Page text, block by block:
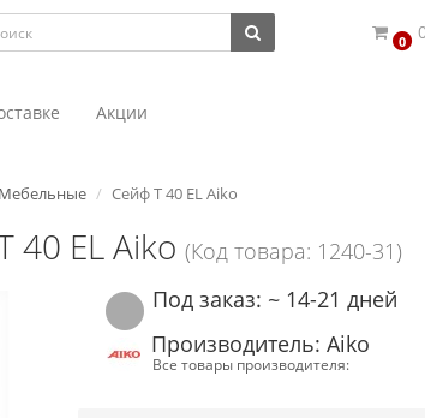
0
Акции
Мебельные Сейф T 40 EL Aiko
EL Aiko (Код товара: 1240-31)
Под заказ: ~ 14-21 дней
Производитель: Aiko
Все товары производителя: